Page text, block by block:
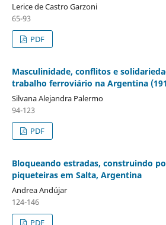
Lerice de Castro Garzoni
65-93
PDF
Masculinidade, conflitos e
trabalho ferroviário na Argentina
Silvana Alejandra Palermo
94-123
PDF
Bloqueando estradas, construindo
piqueteiras em Salta, Argentina
Andrea Andújar
124-146
PDF